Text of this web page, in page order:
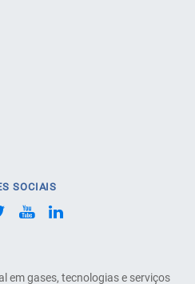
em gases, tecnologias e serviços
SOCIAIS